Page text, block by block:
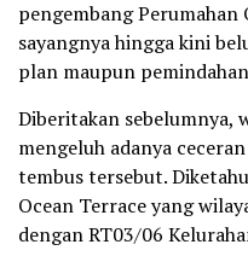
pengembang Perumahan
sayangnya hingga kini
plan maupun
Diberitakan sebelumnya,
mengeluh adanya
tembus tersebut.
Ocean Terrace yang
dengan RT03/06